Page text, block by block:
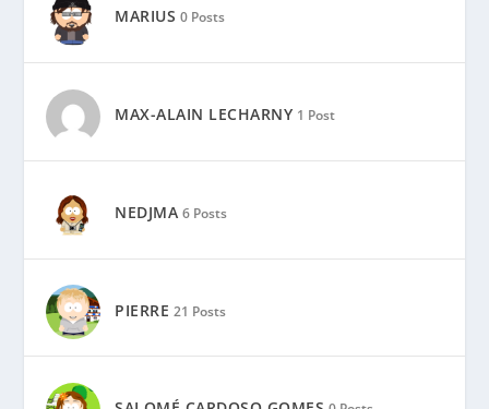
MARIUS 0 Posts
MAX-ALAIN LECHARNY 1 Post
NEDJMA 6 Posts
PIERRE 21 Posts